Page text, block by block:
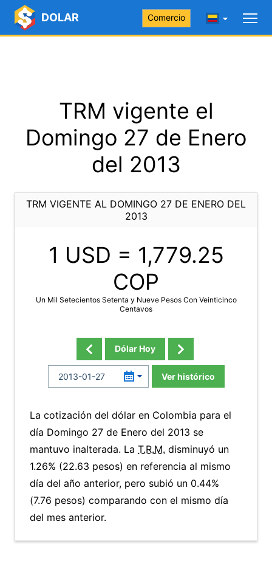
DOLAR Comercio
TRM vigente el
Domingo 27 de Enero
del 2013
TRM VIGENTE AL DOMINGO 27 DE ENERO DEL
2013
1 USD = 1,779.25
COP
Un Mil Setecientos Setenta y Nueve Pesos Con Veinticinco
Centavos
Dólar Hoy
Ver histórico
La cotización del dólar en Colombia para el
día Domingo 27 de Enero del 2013 se
mantuvo inalterada. La T.R.M. disminuyó un
1.26% (22.63 pesos) en referencia al mismo
día del año anterior, pero subió un 0.44%
(7.76 pesos) comparando con el mismo día
del mes anterior.